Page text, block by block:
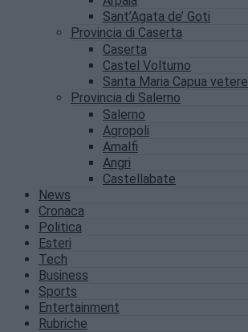
Sant’Agata de’ Goti
Provincia di Caserta
Caserta
Castel Volturno
Santa Maria Capua vetere
Provincia di Salerno
Salerno
Agropoli
Amalfi
Angri
Castellabate
News
Cronaca
Politica
Esteri
Tech
Business
Sports
Entertainment
Rubriche